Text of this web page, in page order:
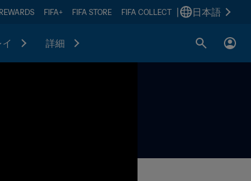
FIFA+ FIFA STORE FIFA COLLECT 日本語
詳細